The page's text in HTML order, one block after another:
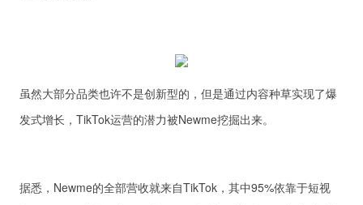
虽然大部分品类也许不是创新型的，但是通过内容种草实现了爆
发式增长，TikTok运营的潜力被Newme挖掘出来。
据悉，Newme的全部营收就来自TikTok，其中95%依靠于短视